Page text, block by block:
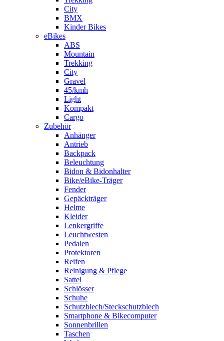
City
BMX
Kinder Bikes
eBikes
ABS
Mountain
Trekking
City
Gravel
45/kmh
Light
Kompakt
Cargo
Zubehör
Anhänger
Antrieb
Backpack
Beleuchtung
Bidon & Bidonhalter
Bike/eBike-Träger
Fender
Gepäckträger
Helme
Kleider
Lenkergriffe
Leuchtwesten
Pedalen
Protektoren
Reifen
Reinigung & Pflege
Sattel
Schlösser
Schuhe
Schutzblech/Steckschutzblech
Smartphone & Bikecomputer
Sonnenbrillen
Taschen